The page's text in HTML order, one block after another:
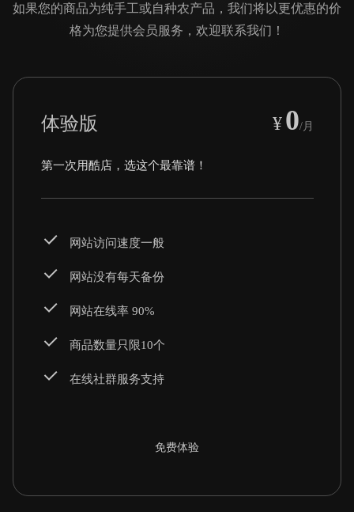
如果您的商品为纯手工或自种农产品，我们将以更优惠的价
格为您提供会员服务，欢迎联系我们！
体验版 ¥ 0/月
第一次用酷店，选这个最靠谱！
网站访问速度一般
网站没有每天备份
网站在线率 90%
商品数量只限10个
在线社群服务支持
免费体验